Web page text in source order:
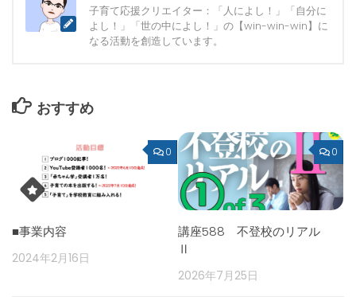
子育て応援クリエイター：「人によし！」「自分に
よし！」「世の中によし！」の【win-win-win】に
なる活動を創造しています。
おすすめ
0
■事業内容
2024年2月16日
0
講座588 不登校のリアル
Ⅱ
2026年7月25日